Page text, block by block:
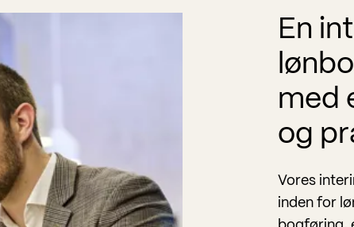
En
med
og
Vores
inden for